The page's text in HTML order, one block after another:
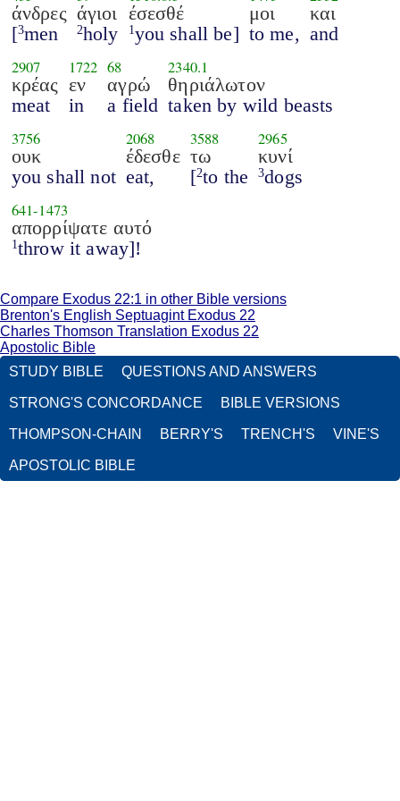
άνδρες
[3men
άγιοι
2holy
έσεσθέ
1 you shall be]
μοι
to me,
και
and
2907
κρέας
meat
1722
εν
in
68
αγρώ
a field
2340.1
θηριάλωτον
taken by wild beasts
3756
ουκ
you shall not
2068
έδεσθε
eat,
3588
τω
[2to the
2965
κυνί
3dogs
641-1473
απορρίψατε αυτό
1 throw it away]!
Compare Exodus 22:1 in other Bible versions
Brenton's English Septuagint Exodus 22
Charles Thomson Translation Exodus 22
Apostolic Bible
STUDY BIBLE
QUESTIONS AND ANSWERS
STRONG'S CONCORDANCE BIBLE VERSIONS
THOMPSON-CHAIN BERRY'S TRENCH'S VINE'S
APOSTOLIC BIBLE